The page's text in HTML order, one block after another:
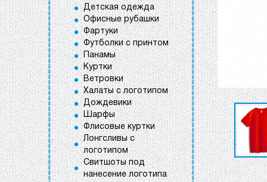
Детская одежда
Офисные рубашки
Фартуки
Футболки с принтом
Панамы
Куртки
Ветровки
Халаты с логотипом
Дождевики
Шарфы
Флисовые куртки
Лонгсливы с
логотипом
Свитшоты под
нанесение логотипа